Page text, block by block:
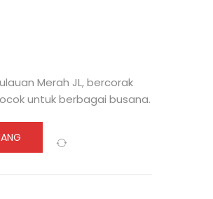
Merah JL, bercorak
untuk berbagai busana.